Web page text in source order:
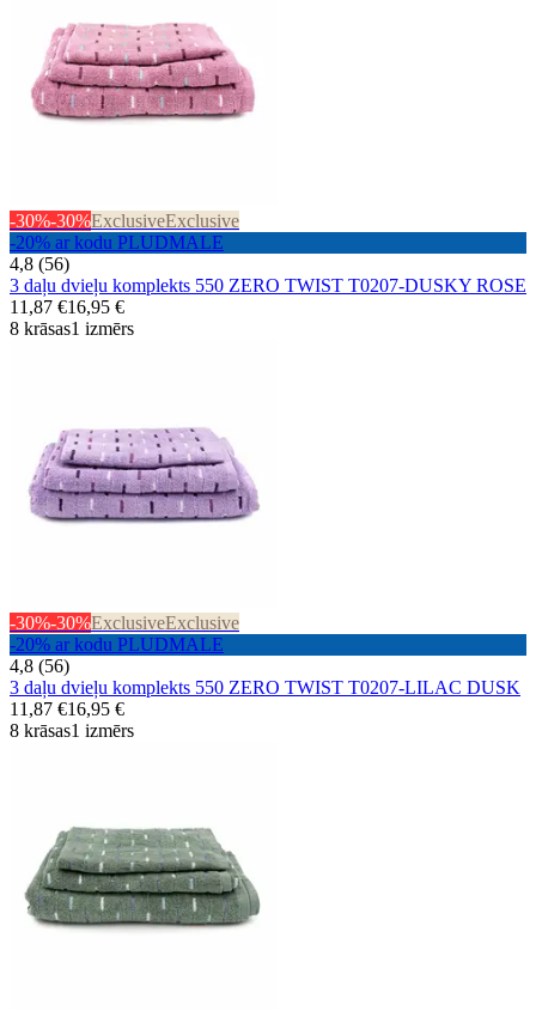
-30%-30%ExclusiveExclusive
-20% ar kodu PLUDMALE
4,8 (56)
3 daļu dvieļu komplekts 550 ZERO TWIST T0207-DUSKY ROSE
11,87 €16,95 €
8 krāsas1 izmērs
-30%-30%ExclusiveExclusive
-20% ar kodu PLUDMALE
4,8 (56)
3 daļu dvieļu komplekts 550 ZERO TWIST T0207-LILAC DUSK
11,87 €16,95 €
8 krāsas1 izmērs